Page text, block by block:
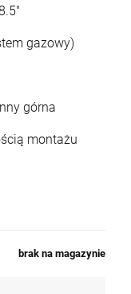
gazowy)
górna
montażu
brak na magazynie